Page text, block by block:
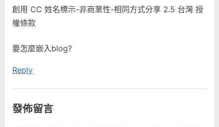
o
s
:
創用 CC 姓名標示-非商業性-相同方式分享 2.5 台灣 授
權條款
要怎麼嵌入blog?
Reply
發佈留言